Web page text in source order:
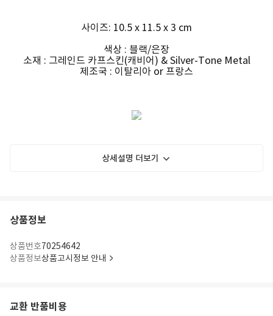
사이즈: 10.5 x 11.5 x 3 cm
색상 : 블랙/은장
소재 : 그레인드 카프스킨(캐비어) & Silver-Tone Metal
제조국 : 이탈리아 or 프랑스
상세설명 더보기
상품정보
상품번호70254642
상품정보상품고시정보 안내
교환 반품비용